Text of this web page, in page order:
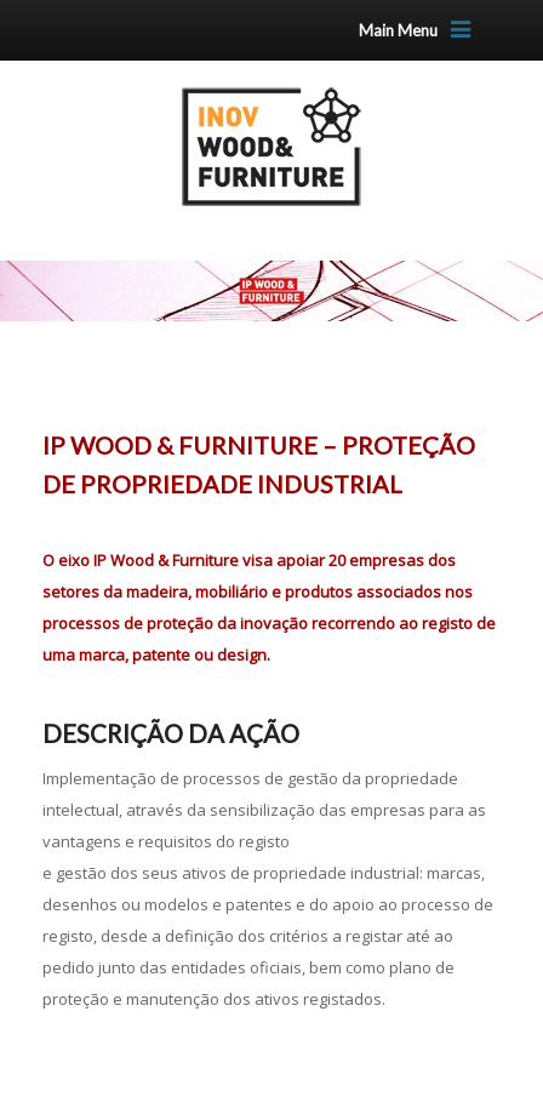
Main Menu
IP WOOD & FURNITURE – PROTEÇÃO
DE PROPRIEDADE INDUSTRIAL
O eixo IP Wood & Furniture visa apoiar 20 empresas dos
setores da madeira, mobiliário e produtos associados nos
processos de proteção da inovação recorrendo ao registo de
uma marca, patente ou design.
DESCRIÇÃO DA AÇÃO
Implementação de processos de gestão da propriedade
intelectual, através da sensibilização das empresas para as
vantagens e requisitos do registo
e gestão dos seus ativos de propriedade industrial: marcas,
desenhos ou modelos e patentes e do apoio ao processo de
registo, desde a definição dos critérios a registar até ao
pedido junto das entidades oficiais, bem como plano de
proteção e manutenção dos ativos registados.